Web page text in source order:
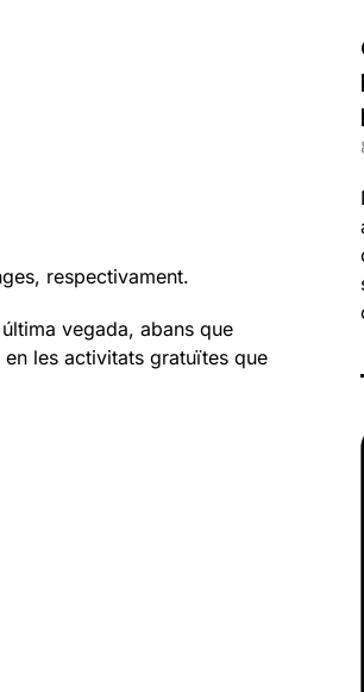
respectivament.
vegada, abans que
les activitats gratuïtes que